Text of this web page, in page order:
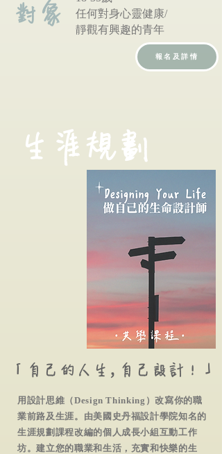
報名及詳情
​任何對身心靈健康/
​靜觀有興趣的青年
對象
生涯規劃
「自己的人生， 自己設計！」
用設計思維（Design Thinking）改寫你的職
業前路及生涯。由美國史丹福設計學院知名的
生涯規劃課程改編的個人成長小組互動工作
坊。建立您的職業和生活，充實和快樂的生